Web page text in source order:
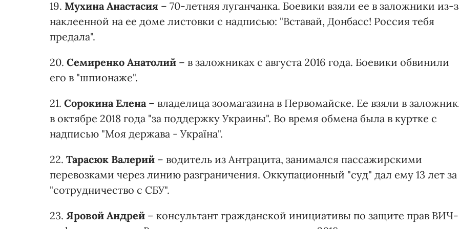
19. Мухина Анастасия – 70-летняя луганчанка. Боевики взяли ее в заложники из-
наклеенной на ее доме листовки с надписью: "Вставай, Донбасс! Россия тебя
предала".
20. Семиренко Анатолий – в заложниках с августа 2016 года. Боевики обвинили
его в "шпионаже".
21. Сорокина Елена – владелица зоомагазина в Первомайске. Ее взяли в
в октябре 2018 года "за поддержку Украины". Во время обмена была в куртке с
надписью "Моя держава - Україна".
22. Тарасюк Валерий – водитель из Антрацита, занимался пассажирскими
перевозками через линию разграничения. Оккупационный "суд" дал ему 13 лет за
"сотрудничество с СБУ".
23. Яровой Андрей – консультант гражданской инициативы по защите прав ВИЧ-